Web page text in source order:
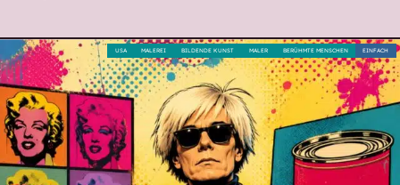
EINFACH
BERÜHMTE MENSCHEN
MALER
BILDENDE KUNST
MALEREI
USA